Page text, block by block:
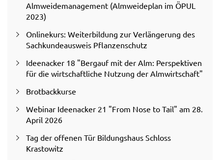
Almweidemanagement (Almweideplan im ÖPUL
2023)
Onlinekurs: Weiterbildung zur Verlängerung des
Sachkundeausweis Pflanzenschutz
Ideenacker 18 "Bergauf mit der Alm: Perspektiven
für die wirtschaftliche Nutzung der Almwirtschaft"
Brotbackkurse
Webinar Ideenacker 21 "From Nose to Tail" am 28.
April 2026
Tag der offenen Tür Bildungshaus Schloss
Krastowitz